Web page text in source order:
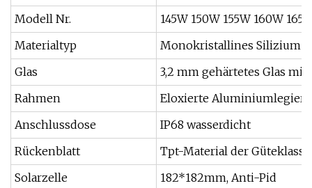
Modell Nr.
145W 150W 155W 160W
Materialtyp
Monokristallines Silizium
Glas
3,2 mm gehärtetes Glas
Rahmen
Eloxierte
Anschlussdose
IP68 wasserdicht
Rückenblatt
Tpt-Material der Güteklasse
Solarzelle
182*182mm, Anti-Pid